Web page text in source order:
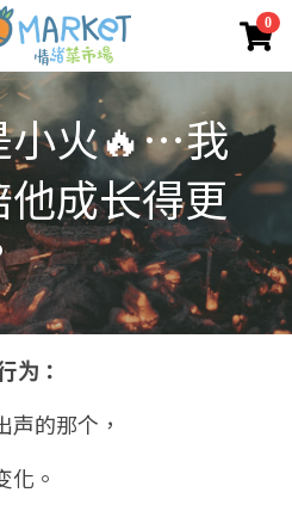
0
小火🔥…我
成长得更
为：
的那个，
化。
×
分類